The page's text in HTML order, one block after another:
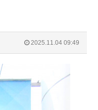
2025.11.04 09:49